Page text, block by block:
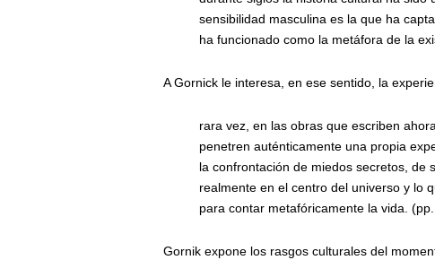
sensibilidad masculina es la que ha
ha funcionado como la metáfora de la
A Gornick le interesa, en ese sentido, la
rara vez, en las obras que escriben
penetren auténticamente una propia
la confrontación de miedos secretos, de
realmente en el centro del universo y lo
para contar metafóricamente la vida.
Gornik expone los rasgos culturales del